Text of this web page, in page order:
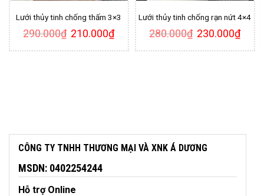
Lưới thủy tinh chống thấm 3×3
290.000₫ Giá
gốc
290.000₫.
210.000₫Giá
hiện
là:
Lưới thủy tinh chống rạn nứt 4×4
280.000₫ Giá
gốc
280.000₫.
230.000₫Giá
hiện
là:
CÔNG TY TNHH THƯƠNG MẠI VÀ XNK Á DƯƠNG
MSDN: 0402254244
Hỗ trợ Online